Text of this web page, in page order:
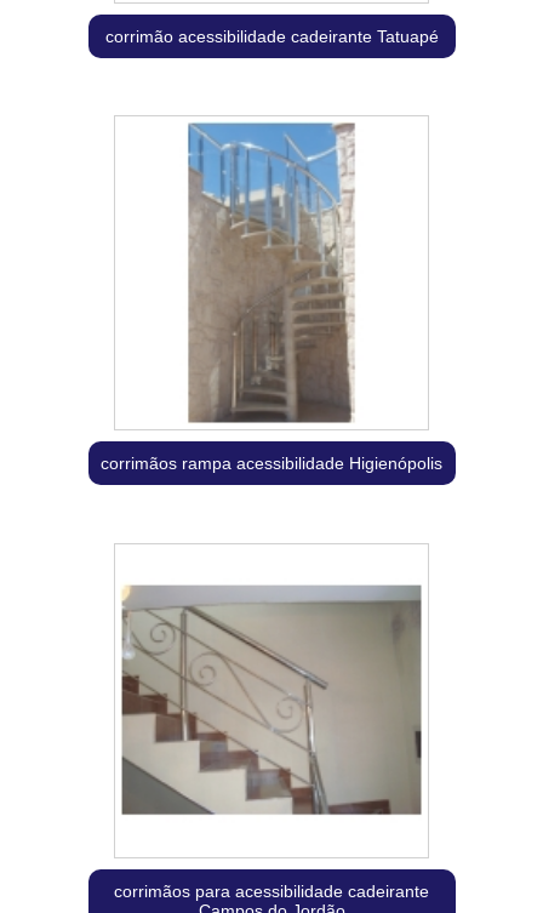
corrimão acessibilidade cadeirante Tatuapé
corrimãos rampa acessibilidade Higienópolis
corrimãos para acessibilidade cadeirante